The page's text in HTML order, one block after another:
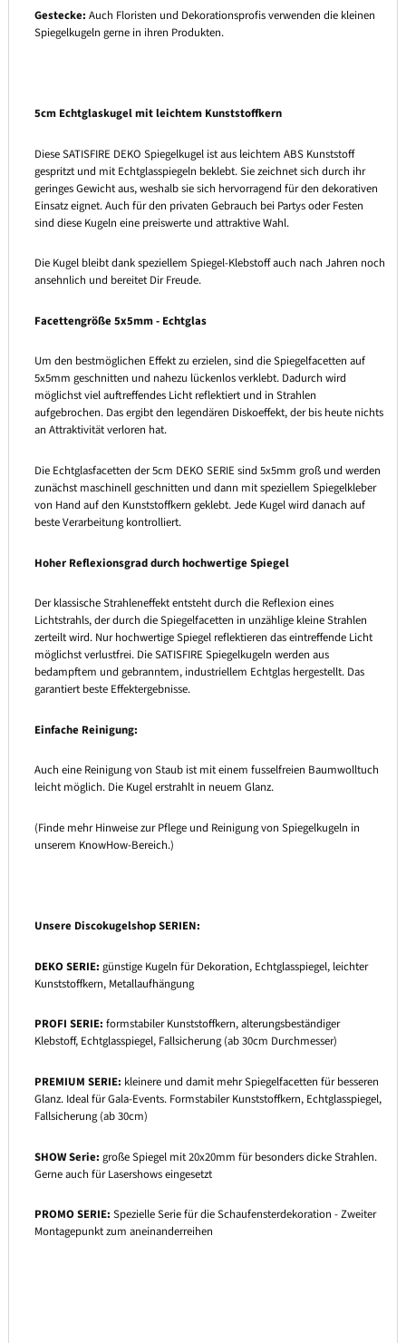
Gestecke: Auch Floristen und Dekorationsprofis verwenden die kleinen
Spiegelkugeln gerne in ihren Produkten.
5cm Echtglaskugel mit leichtem Kunststoffkern
Diese SATISFIRE DEKO Spiegelkugel ist aus leichtem ABS Kunststoff
gespritzt und mit Echtglasspiegeln beklebt. Sie zeichnet sich durch ihr
geringes Gewicht aus, weshalb sie sich hervorragend für den dekorativen
Einsatz eignet. Auch für den privaten Gebrauch bei Partys oder Festen
sind diese Kugeln eine preiswerte und attraktive Wahl.
Die Kugel bleibt dank speziellem Spiegel-Klebstoff auch nach Jahren noch
ansehnlich und bereitet Dir Freude.
Facettengröße 5x5mm - Echtglas
Um den bestmöglichen Effekt zu erzielen, sind die Spiegelfacetten auf
5x5mm geschnitten und nahezu lückenlos verklebt. Dadurch wird
möglichst viel auftreffendes Licht reflektiert und in Strahlen
aufgebrochen. Das ergibt den legendären Diskoeffekt, der bis heute nichts
an Attraktivität verloren hat.
Die Echtglasfacetten der 5cm DEKO SERIE sind 5x5mm groß und werden
zunächst maschinell geschnitten und dann mit speziellem Spiegelkleber
von Hand auf den Kunststoffkern geklebt. Jede Kugel wird danach auf
beste Verarbeitung kontrolliert.
Hoher Reflexionsgrad durch hochwertige Spiegel
Der klassische Strahleneffekt entsteht durch die Reflexion eines
Lichtstrahls, der durch die Spiegelfacetten in unzählige kleine Strahlen
zerteilt wird. Nur hochwertige Spiegel reflektieren das eintreffende Licht
möglichst verlustfrei. Die SATISFIRE Spiegelkugeln werden aus
bedampftem und gebranntem, industriellem Echtglas hergestellt. Das
garantiert beste Effektergebnisse.
Einfache Reinigung:
Auch eine Reinigung von Staub ist mit einem fusselfreien Baumwolltuch
leicht möglich. Die Kugel erstrahlt in neuem Glanz.
(Finde mehr Hinweise zur Pflege und Reinigung von Spiegelkugeln in
unserem KnowHow-Bereich.)
Unsere DiscokugelshopSERIEN:
DEKO SERIE: günstige Kugeln für Dekoration, Echtglasspiegel, leichter
Kunststoffkern, Metallaufhängung
PROFI SERIE: formstabiler Kunststoffkern, alterungsbeständiger
Klebstoff, Echtglasspiegel, Fallsicherung (ab 30cm Durchmesser)
PREMIUM SERIE: kleinere und damit mehr Spiegelfacetten für besseren
Glanz. Ideal für Gala-Events. Formstabiler Kunststoffkern, Echtglasspiegel,
Fallsicherung (ab 30cm)
SHOW Serie: große Spiegel mit 20x20mm für besonders dicke Strahlen.
Gerne auch für Lasershows eingesetzt
PROMO SERIE: Spezielle Serie für die Schaufensterdekoration - Zweiter
Montagepunkt zum aneinanderreihen